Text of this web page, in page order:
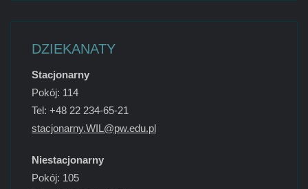
DZIEKANATY
Stacjonarny
Pokój: 114
Tel: +48 22 234-65-21
stacjonarny.WIL@pw.edu.pl
Niestacjonarny
Pokój: 105